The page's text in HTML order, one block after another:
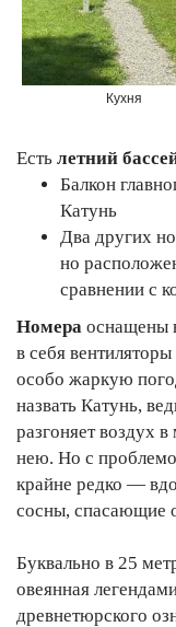
Кухня
Есть летний
Балкон
Катунь
Два других
но
сравнении с
Номера оснащены
в себя
особо жаркую
назвать Катунь,
разгоняет воздух
нею. Но с
крайне редко —
сосны, спасающие
Буквально в 25
овеянная
древнетюрского